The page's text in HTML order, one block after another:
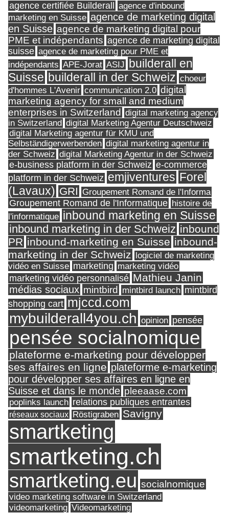
agence certifiée Builderall
agence d'inbound
marketing en Suisse agence de marketing digital
en Suisse agence de marketing digital pour
PME et indépendants agence de marketing digital
suisse agence de marketing pour PME et
indépendants APE-Jorat ASIJ builderall en
Suisse builderall in der Schweiz choeur
d'hommes L'Avenir communication 2.0 digital
marketing agency for small and medium
enterprises in Switzerland digital marketing agency
in Switzerland digital Marketing Agentur Deutschweiz
digital Marketing agentur für KMU und
Selbständigerwerbenden digital marketing agentur in
der Schweiz digital Marketing Agentur in der Schweiz
e-business platform in der Schweiz e-commerce
platform in der Schweiz emjiventures Forel
(Lavaux) GRI Groupement Romand de l'Informa
Groupement Romand de l'Informatique histoire de
l'informatique inbound marketing en Suisse
inbound marketing in der Schweiz inbound
PR inbound-marketing en Suisse inbound-
marketing in der Schweiz logiciel de marketing
vidéo en Suisse marketing marketing vidéo
marketing vidéo personnalisé Mathieu Janin
médias sociaux mintbird mintbird launch mintbird
shopping cart mjccd.com
mybuilderall4you.ch opinion pensée
pensée socialnomique
plateforme e-marketing pour développer
ses affaires en ligne plateforme e-marketing
pour développer ses affaires en ligne en
Suisse et dans le monde pleeaase.com
poplinks launch relations publiques entrantes
réseaux sociaux Röstigraben Savigny
smartketing
smartketing.ch
smartketing.eu socialnomique
video marketing software in Switzerland
videomarketing Videomarketing